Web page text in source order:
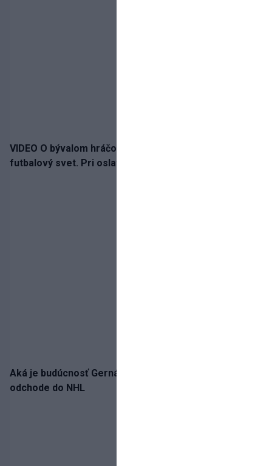
VIDEO O bývalom hráčovi Zlatých Moraviec hovorí celý
futbalový svet. Pri oslave gólu sa prepadol do turnela
Aká je budúcnosť Gernáta a Pánika? Rusi špekulujú o
odchode do NHL